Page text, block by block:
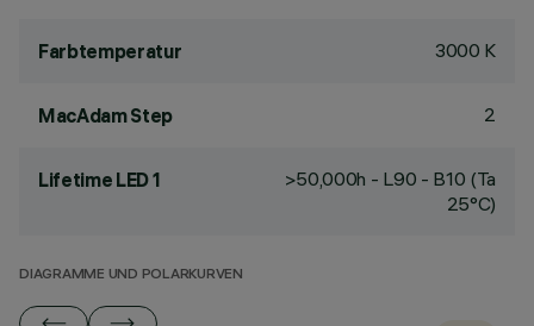
Farbtemperatur 3000 K
MacAdam Step 2
Lifetime LED 1
>50,000h - L90 - B10 (Ta
25°C)
DIAGRAMME UND POLARKURVEN